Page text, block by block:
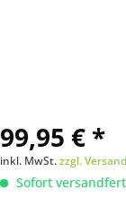
99,95 € *
inkl. MwSt.zzgl.
Sofort